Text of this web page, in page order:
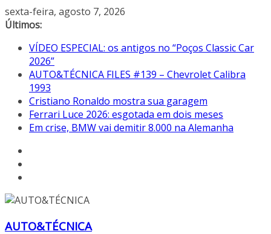
Pular
para
conteúdo
sexta-feira, agosto 7, 2026
Últimos:
VÍDEO ESPECIAL: os antigos no “Poços Classic Car
2026”
AUTO&TÉCNICA FILES #139 – Chevrolet Calibra
1993
Cristiano Ronaldo mostra sua garagem
Ferrari Luce 2026: esgotada em dois meses
Em crise, BMW vai demitir 8.000 na Alemanha
AUTO&TÉCNICA